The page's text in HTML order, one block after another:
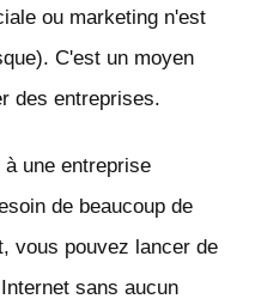
ou marketing n'est
C'est un moyen
des entreprises.
une entreprise
de beaucoup de
vous pouvez lancer de
sans aucun